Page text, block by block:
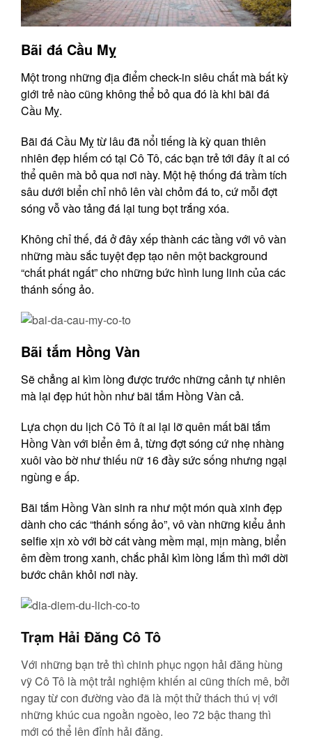
Bãi đá Cầu Mỵ
Một trong những địa điểm check-in siêu chất mà bất kỳ
giới trẻ nào cũng không thể bỏ qua đó là khi bãi đá
Cầu Mỵ.
Bãi đá Cầu Mỵ từ lâu đã nổi tiếng là kỳ quan thiên
nhiên đẹp hiếm có tại Cô Tô, các bạn trẻ tới đây ít ai có
thể quên mà bỏ qua nơi này. Một hệ thống đá trầm tích
sâu dưới biển chỉ nhô lên vài chỏm đá to, cứ mỗi đợt
sóng vỗ vào tảng đá lại tung bọt trắng xóa.
Không chỉ thế, đá ở đây xếp thành các tầng với vô vàn
những màu sắc tuyệt đẹp tạo nên một background
“chất phát ngất” cho những bức hình lung linh của các
thánh sống ảo.
Bãi tắm Hồng Vàn
Sẽ chẳng ai kìm lòng được trước những cảnh tự nhiên
mà lại đẹp hút hồn như bãi tắm Hồng Vàn cả.
Lựa chọn du lịch Cô Tô ít ai lại lỡ quên mất bãi tắm
Hồng Vàn với biển êm ả, từng đợt sóng cứ nhẹ nhàng
xuôi vào bờ như thiếu nữ 16 đầy sức sống nhưng ngại
ngùng e ấp.
Bãi tắm Hồng Vàn sinh ra như một món quà xinh đẹp
dành cho các “thánh sống ảo”, vô vàn những kiểu ảnh
selfie xịn xò với bờ cát vàng mềm mại, mịn màng, biển
êm đềm trong xanh, chắc phải kìm lòng lắm thì mới dời
bước chân khỏi nơi này.
Trạm Hải Đăng Cô Tô
Với những bạn trẻ thì chinh phục ngọn hải đăng hùng
vỹ Cô Tô là một trải nghiệm khiến ai cũng thích mê, bởi
ngay từ con đường vào đã là một thử thách thú vị với
những khúc cua ngoằn ngoèo, leo 72 bậc thang thì
mới có thể lên đỉnh hải đăng.